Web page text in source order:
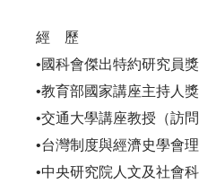
經 歷
•國科會傑出特約研究員獎
•教育部國家講座主持人
•交通大學講座教授（訪
•台灣制度與經濟史學會
•中央研究院人文及社會